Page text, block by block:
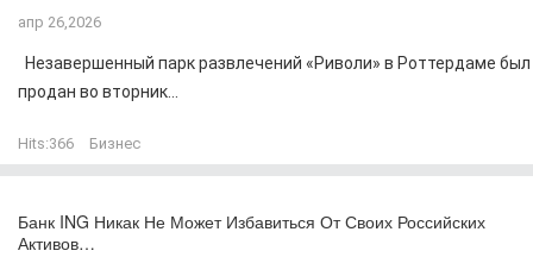
апр 26,2026
Незавершенный парк развлечений «Риволи» в Роттердаме был
продан во вторник...
Hits:366 Бизнес
Банк ING Никак Не Может Избавиться От Своих Российских
Активов…